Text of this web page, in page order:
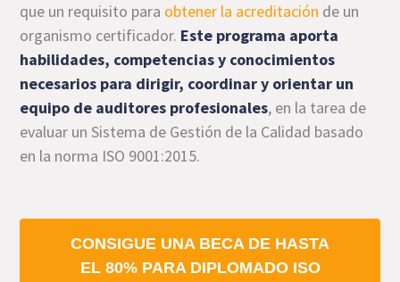
que un requisito para obtener la acreditación de un
organismo certificador. Este programa aporta
habilidades, competencias y conocimientos
necesarios para dirigir, coordinar y orientar un
equipo de auditores profesionales, en la tarea de
evaluar un Sistema de Gestión de la Calidad basado
en la norma ISO 9001:2015.
CONSIGUE UNA BECA DE HASTA
EL 80% PARA DIPLOMADO ISO